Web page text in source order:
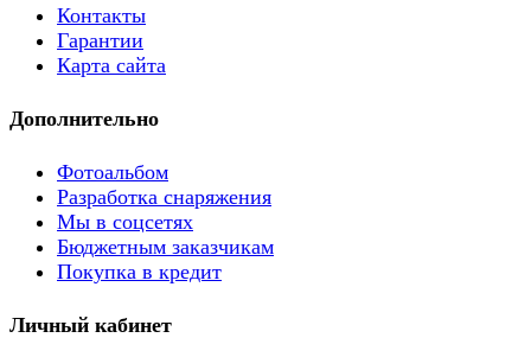
Контакты
Гарантии
Карта сайта
Дополнительно
Фотоальбом
Разработка снаряжения
Мы в соцсетях
Бюджетным заказчикам
Покупка в кредит
Личный кабинет